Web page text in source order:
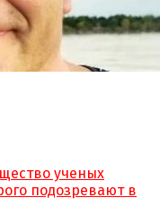
ученых
подозревают в